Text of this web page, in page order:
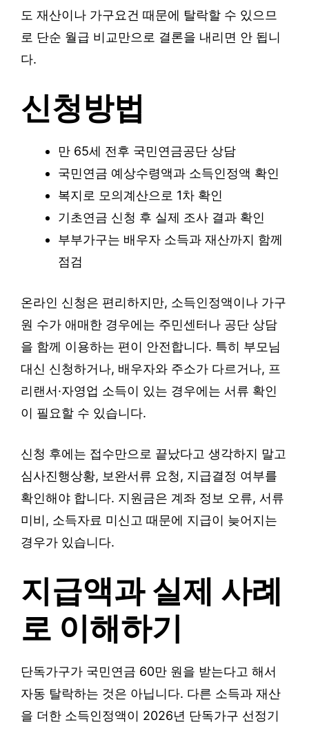
도 재산이나 가구요건 때문에 탈락할 수 있으므
로 단순 월급 비교만으로 결론을 내리면 안 됩니
다.
신청방법
만 65세 전후 국민연금공단 상담
국민연금 예상수령액과 소득인정액 확인
복지로 모의계산으로 1차 확인
기초연금 신청 후 실제 조사 결과 확인
부부가구는 배우자 소득과 재산까지 함께
점검
온라인 신청은 편리하지만, 소득인정액이나 가구
원 수가 애매한 경우에는 주민센터나 공단 상담
을 함께 이용하는 편이 안전합니다. 특히 부모님
대신 신청하거나, 배우자와 주소가 다르거나, 프
리랜서·자영업 소득이 있는 경우에는 서류 확인
이 필요할 수 있습니다.
신청 후에는 접수만으로 끝났다고 생각하지 말고
심사진행상황, 보완서류 요청, 지급결정 여부를
확인해야 합니다. 지원금은 계좌 정보 오류, 서류
미비, 소득자료 미신고 때문에 지급이 늦어지는
경우가 있습니다.
지급액과 실제 사례
로 이해하기
단독가구가 국민연금 60만 원을 받는다고 해서
자동 탈락하는 것은 아닙니다. 다른 소득과 재산
을 더한 소득인정액이 2026년 단독가구 선정기